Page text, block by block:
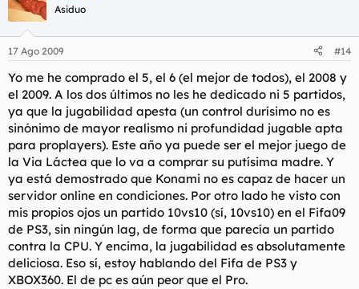
jugamos con el Liverpool y tenemos una carta que es
“Especialista en tiros lejanos”, pues se la adjudicamos a
Gerrard y sabemos que tendremos más posibilidades de
marcar con un lanzamiento lejano desde fuera del área que si
no la tenemos. Y así, con un montón de opciones como “zorro
del área”, “regatear y centrar desde la banda” o cosas
similares.
Conclusiones
Resumiendo, las primeras partidas a ‘PES 2010’ nos dejaron con
muy buena sensación, con la impresión de que por fin se han
esmerado y han escuchado al público europeo para
implementar novedades en el juego. Pudimos jugar un par de
partidos, uno contra el propio PR de Konami al que se le goleó
fácil con el Barça, y luego un partido contra la CPU
controlando al Liverpool contra el Barcelona, comprobando en
las propias carnes que el juego de los de Guardiola es
Asiduo
17 Ago 2009 #14
Yo me he comprado el 5, el 6 (el mejor de todos), el 2008 y
el 2009. A los dos últimos no les he dedicado ni 5 partidos,
ya que la jugabilidad apesta (un control durísimo no es
sinónimo de mayor realismo ni profundidad jugable apta
para proplayers). Este año ya puede ser el mejor juego de
la Via Láctea que lo va a comprar su putísima madre. Y
ya está demostrado que Konami no es capaz de hacer un
servidor online en condiciones. Por otro lado he visto con
mis propios ojos un partido 10vs10 (sí, 10vs10) en el Fifa09
de PS3, sin ningún lag, de forma que parecía un partido
contra la CPU. Y encima, la jugabilidad es absolutamente
deliciosa. Eso sí, estoy hablando del Fifa de PS3 y
XBOX360. El de pc es aún peor que el Pro.